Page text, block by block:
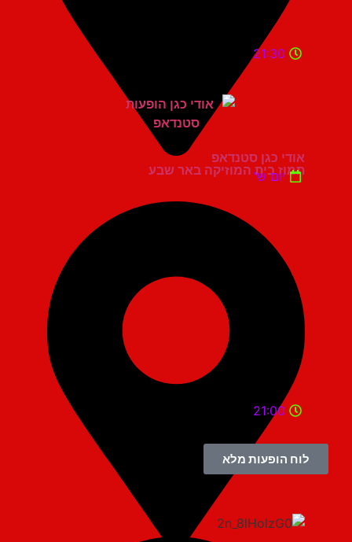
תמוז בית המוזיקה באר שבע
21:30
אודי כגן סטנדאפ
יום ש'
21:00
לוח הופעות מלא